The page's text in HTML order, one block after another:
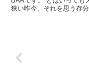
狭い昨今、それを思う存